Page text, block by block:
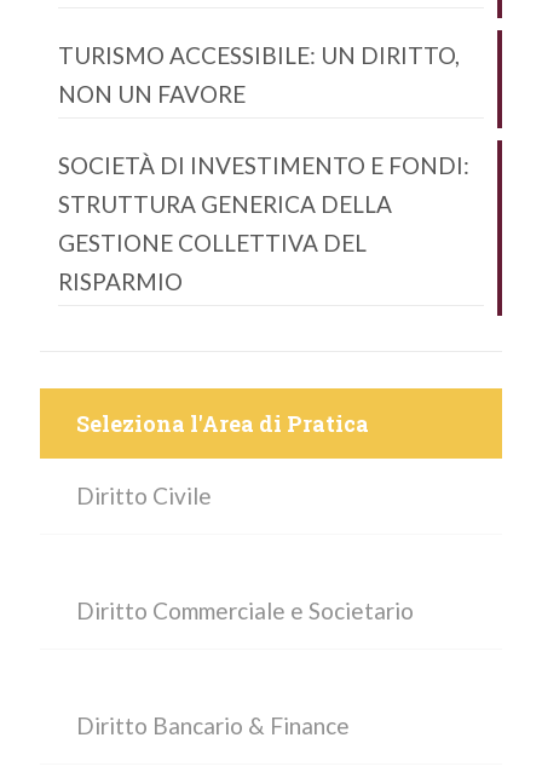
TURISMO ACCESSIBILE: UN DIRITTO,
NON UN FAVORE
SOCIETÀ DI INVESTIMENTO E FONDI:
STRUTTURA GENERICA DELLA
GESTIONE COLLETTIVA DEL
RISPARMIO
Seleziona l'Area di Pratica
Diritto Civile
Diritto Commerciale e Societario
Diritto Bancario & Finance